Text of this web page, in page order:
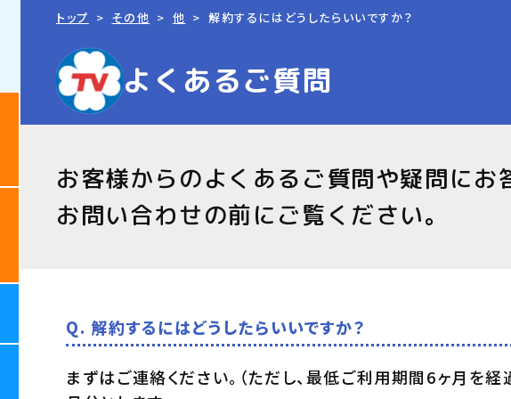
トップ その他 他 解約するにはどうしたらいいですか？
よくあるご質問
お客様からのよくあるご質問や疑問にお
お問い合わせの前にご覧ください。
Q. 解約するにはどうしたらいいですか？
まずはご連絡ください。（ただし、最低ご利用期間6ヶ月を